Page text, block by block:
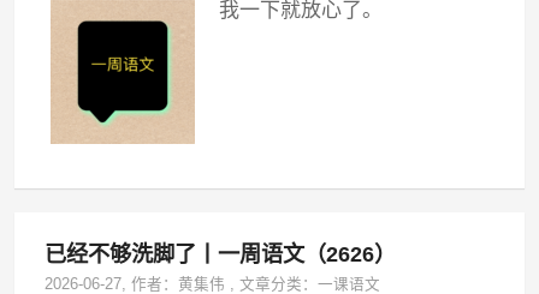
我一下就放心了。
已经不够洗脚了丨一周语文（2626）
2026-06-27, 作者：黄集伟 ,文章分类：一课语文